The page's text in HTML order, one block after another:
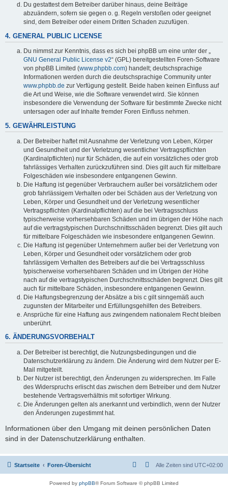
Du gestattest dem Betreiber darüber hinaus, deine Beiträge
abzuändern, sofern sie gegen o. g. Regeln verstoßen oder geeignet
sind, dem Betreiber oder einem Dritten Schaden zuzufügen.
4. GENERAL PUBLIC LICENSE
Du nimmst zur Kenntnis, dass es sich bei phpBB um eine unter der „
GNU General Public License v2“ (GPL) bereitgestellten Foren-Software
von phpBB Limited (www.phpbb.com) handelt; deutschsprachige
Informationen werden durch die deutschsprachige Community unter
www.phpbb.de zur Verfügung gestellt. Beide haben keinen Einfluss auf
die Art und Weise, wie die Software verwendet wird. Sie können
insbesondere die Verwendung der Software für bestimmte Zwecke nicht
untersagen oder auf Inhalte fremder Foren Einfluss nehmen.
5. GEWÄHRLEISTUNG
Der Betreiber haftet mit Ausnahme der Verletzung von Leben, Körper
und Gesundheit und der Verletzung wesentlicher Vertragspflichten
(Kardinalpflichten) nur für Schäden, die auf ein vorsätzliches oder grob
fahrlässiges Verhalten zurückzuführen sind. Dies gilt auch für mittelbare
Folgeschäden wie insbesondere entgangenen Gewinn.
Die Haftung ist gegenüber Verbrauchern außer bei vorsätzlichem oder
grob fahrlässigem Verhalten oder bei Schäden aus der Verletzung von
Leben, Körper und Gesundheit und der Verletzung wesentlicher
Vertragspflichten (Kardinalpflichten) auf die bei Vertragsschluss
typischerweise vorhersehbaren Schäden und im übrigen der Höhe nach
auf die vertragstypischen Durchschnittsschäden begrenzt. Dies gilt auch
für mittelbare Folgeschäden wie insbesondere entgangenen Gewinn.
Die Haftung ist gegenüber Unternehmern außer bei der Verletzung von
Leben, Körper und Gesundheit oder vorsätzlichem oder grob
fahrlässigem Verhalten des Betreibers auf die bei Vertragsschluss
typischerweise vorhersehbaren Schäden und im Übrigen der Höhe
nach auf die vertragstypischen Durchschnittsschäden begrenzt. Dies gilt
auch für mittelbare Schäden, insbesondere entgangenen Gewinn.
Die Haftungsbegrenzung der Absätze a bis c gilt sinngemäß auch
zugunsten der Mitarbeiter und Erfüllungsgehilfen des Betreibers.
Ansprüche für eine Haftung aus zwingendem nationalem Recht bleiben
unberührt.
6. ÄNDERUNGSVORBEHALT
Der Betreiber ist berechtigt, die Nutzungsbedingungen und die
Datenschutzerklärung zu ändern. Die Änderung wird dem Nutzer per E-
Mail mitgeteilt.
Der Nutzer ist berechtigt, den Änderungen zu widersprechen. Im Falle
des Widerspruchs erlischt das zwischen dem Betreiber und dem Nutzer
bestehende Vertragsverhältnis mit sofortiger Wirkung.
Die Änderungen gelten als anerkannt und verbindlich, wenn der Nutzer
den Änderungen zugestimmt hat.
Informationen über den Umgang mit deinen persönlichen Daten
sind in der Datenschutzerklärung enthalten.
Startseite Foren-Übersicht Alle Zeiten sind UTC+02:00
Powered by phpBB® Forum Software © phpBB Limited